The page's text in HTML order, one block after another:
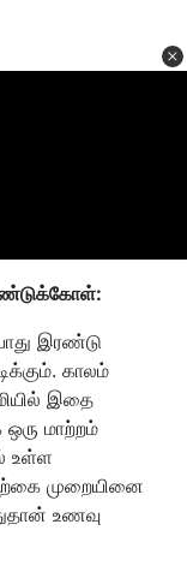
இரண்டு
. காலம்
இதை
மாற்றம்
உள்ள
முறையினை
உணவு